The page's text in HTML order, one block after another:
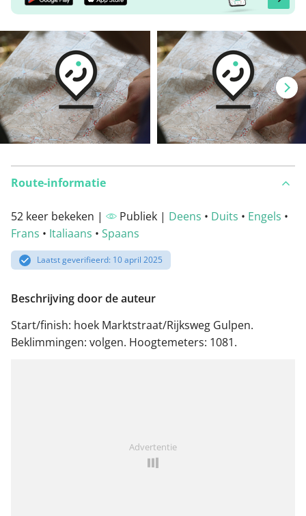
Route-informatie
52 keer bekeken | Publiek | Deens • Duits • Engels •
Frans • Italiaans • Spaans
Laatst geverifieerd: 10 april 2025
Beschrijving door de auteur
Start/finish: hoek Marktstraat/Rijksweg Gulpen.
Beklimmingen: volgen. Hoogtemeters: 1081.
Advertentie